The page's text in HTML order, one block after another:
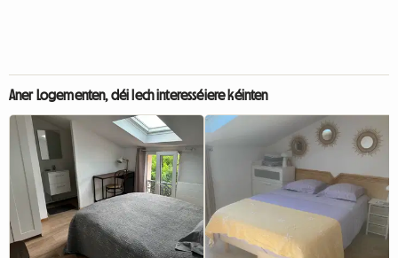
Aner Logementen, déi Iech interesséiere kéinten